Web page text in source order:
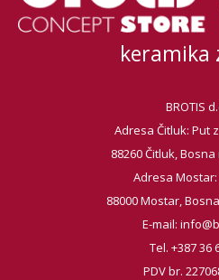
keramika
BROTIS
Adresa Čitluk: Put
88260 Čitluk,
Adresa
88000 Mostar,
E-mail:
Tel. +387 36
PDV br.